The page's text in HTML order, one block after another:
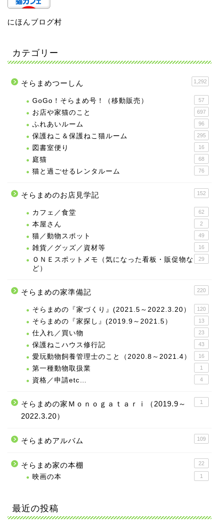
にほんブログ村
カテゴリー
そらまめつーしん 1,292
GoGo！そらまめ号！（移動販売） 57
お店や家猫のこと 697
ふれあいルーム 96
保護ねこ＆保護ねこ猫ルーム 295
図書室便り 16
庭猫 68
猫と過ごせるレンタルーム 76
そらまめのお店見学記 152
カフェ／食堂 62
本屋さん 2
猫／動物スポット 49
雑貨／グッズ／資材等 16
ＯＮＥスポットメモ（気になった看板・販促物な
ど）
29
そらまめの家準備記 220
そらまめの『家づくり』(2021.5～2022.3.20） 120
そらまめの『家探し』(2019.9～2021.5） 13
仕入れ／買い物 23
保護ねこハウス修行記 43
愛玩動物飼養管理士のこと（2020.8～2021.4） 16
第一種動物取扱業 1
資格／申請etc… 4
そらまめの家Ｍｏｎｏｇａｔａｒｉ（2019.9～
2022.3.20）
1
そらまめアルバム 109
そらまめ家の本棚 22
映画の本 1
最近の投稿